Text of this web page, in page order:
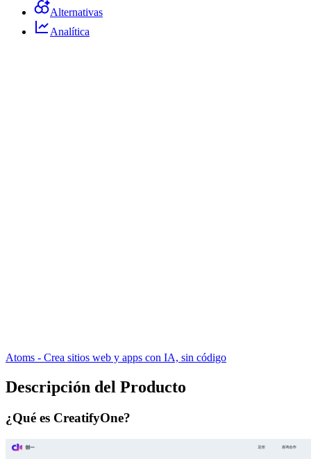
Alternativas
Analítica
Atoms - Crea sitios web y apps con IA, sin código
Descripción del Producto
¿Qué es CreatifyOne?